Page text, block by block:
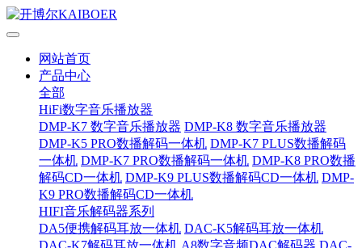
网站首页
产品中心
全部
HiFi数字音乐播放器
DMP-K7 数字音乐播放器 DMP-K8 数字音乐播放器
DMP-K5 PRO数播解码一体机 DMP-K7 PLUS数播解码
一体机 DMP-K7 PRO数播解码一体机 DMP-K8 PRO数播
解码CD一体机 DMP-K9 PLUS数播解码CD一体机 DMP-
K9 PRO数播解码CD一体机
HIFI音乐解码器系列
DA5便携解码耳放一体机 DAC-K5解码耳放一体机
DAC-K7解码耳放一体机 A8数字音频DAC解码器 DAC-